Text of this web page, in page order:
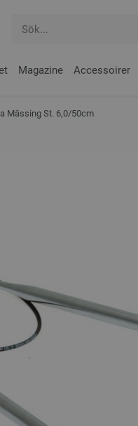
Magazine Accessoirer
Mässing St. 6,0/50cm